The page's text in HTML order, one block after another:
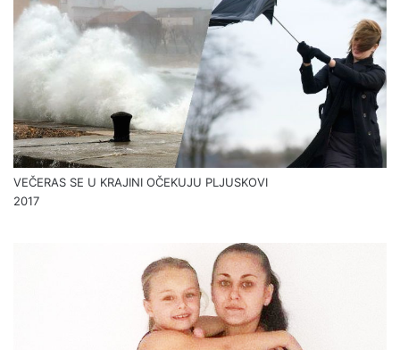
VEČERAS SE U KRAJINI OČEKUJU PLJUSKOVI
2017